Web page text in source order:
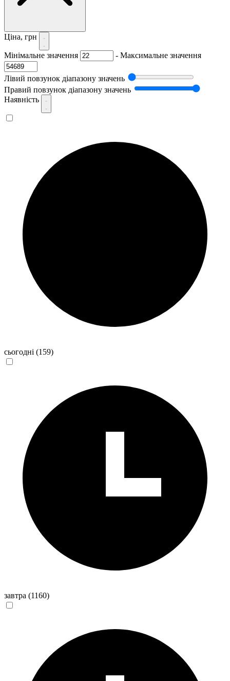
Ціна, грн
Мінімальне значення - Максимальне значення
Лівий повзунок діапазону значень
Правий повзунок діапазону значень
Наявність
сьогодні (159)
завтра (1160)